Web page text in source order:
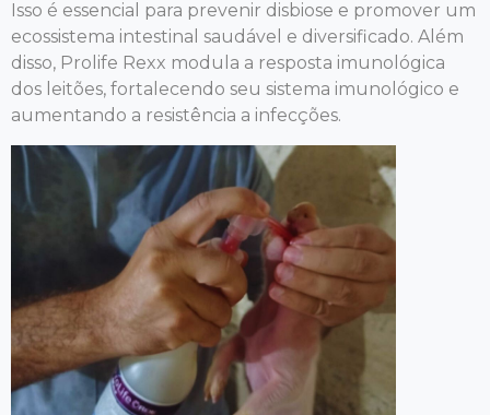
Isso é essencial para prevenir disbiose e promover um
ecossistema intestinal saudável e diversificado. Além
disso, Prolife Rexx modula a resposta imunológica
dos leitões, fortalecendo seu sistema imunológico e
aumentando a resistência a infecções.